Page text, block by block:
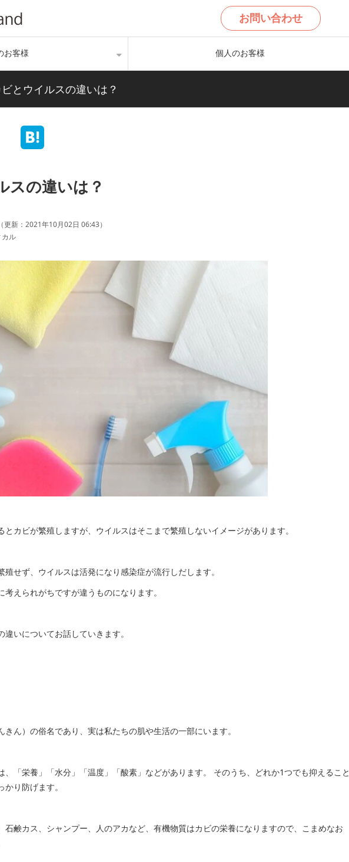
お問い合わせ
お客様 個人のお客様
ビとウイルスの違いは？
スの違いは？
（更新： 2021年10月02日 06:43）
カル
とカビが繁殖しますが、ウイルスはそこまで繁殖しないイメージがあります。
せず、ウイルスは活発になり感染症が流行しだします。
えられがちですが違うものになります。
いについてお話していきます。
きん）の俗名であり、実は私たちの肌や生活の一部にいます。
、「栄養」「水分」「温度」「酸素」などがあります。 そのうち、どれか1つでも抑えること
り防げます。
石鹸カス、シャンプー、人のアカなど、有機物質はカビの栄養になりますので、こまめなお